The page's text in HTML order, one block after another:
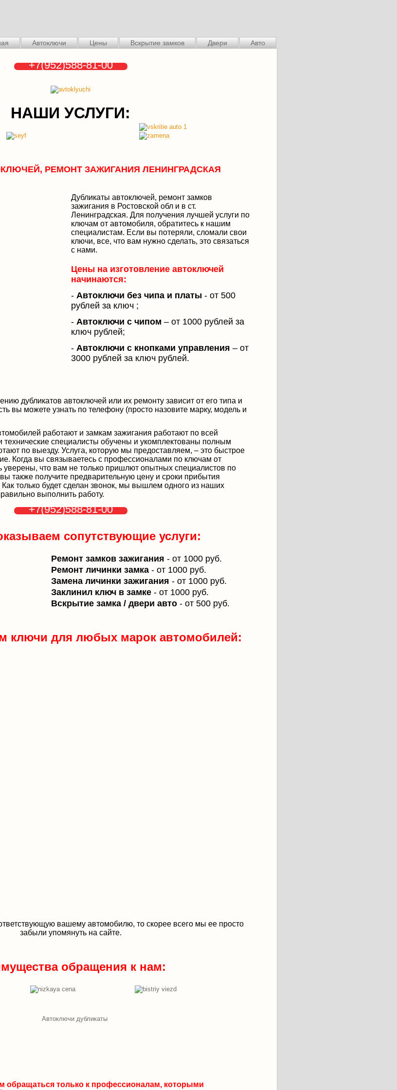
Автоключи Цены Вскрытие замков Двери Авто
+7(952)588-81-00
НАШИ УСЛУГИ:
РЕМОНТ ЗАЖИГАНИЯ ЛЕНИНГРАДСКАЯ
Дубликаты автоключей, ремонт замков
зажигания в Ростовской обл и в ст.
Ленинградская. Для получения лучшей услуги по
ключам от автомобиля, обратитесь к нашим
специалистам. Если вы потеряли, сломали свои
ключи, все, что вам нужно сделать, это связаться
с нами.
Цены на изготовление автоключей
начинаются:
- Автоключи без чипа и платы - от 500
рублей за ключ ;
- Автоключи с чипом – от 1000 рублей за
ключ рублей;
- Автоключи с кнопками управления – от
3000 рублей за ключ рублей.
дубликатов автоключей или их ремонту зависит от его типа и
вы можете узнать по телефону (просто назовите марку, модель и
работают и замкам зажигания работают по всей
технические специалисты обучены и укомплектованы полным
по выезду. Услуга, которую мы предоставляем, – это быстрое
Когда вы связываетесь с профессионалами по ключам от
что вам не только пришлют опытных специалистов по
также получите предварительную цену и сроки прибытия
только будет сделан звонок, мы вышлем одного из наших
выполнить работу.
+7(952)588-81-00
сопутствующие услуги:
Ремонт замков зажигания - от 1000 руб.
Ремонт личинки замка - от 1000 руб.
Замена личинки зажигания - от 1000 руб.
Заклинил ключ в замке - от 1000 руб.
Вскрытие замка / двери авто - от 500 руб.
ключи для любых марок автомобилей:
вашему автомобилю, то скорее всего мы ее просто
забыли упомянуть на сайте.
обращения к нам:
обращаться только к профессионалам, которыми